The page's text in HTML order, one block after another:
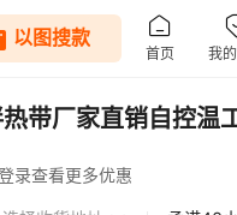
带厂家直销自控温
录查看更多优惠